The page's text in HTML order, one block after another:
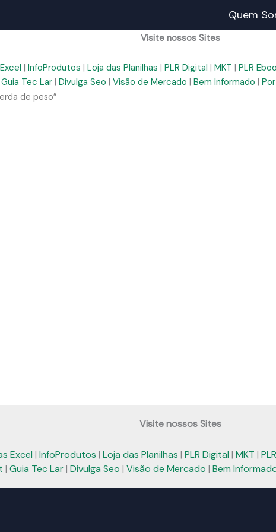
Quem
Visite nossos Sites
| InfoProdutos | Loja das Planilhas | PLR Digital | MKT | PLR
Guia Tec Lar | Divulga Seo | Visão de Mercado | Bem Informado |
de peso”
Visite nossos Sites
Excel | InfoProdutos | Loja das Planilhas | PLR Digital | MKT |
| Guia Tec Lar| Divulga Seo | Visão de Mercado | Bem